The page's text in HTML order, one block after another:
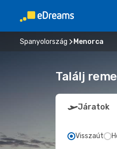
Spanyolország Menorca
Találj
Járatok
Visszaút